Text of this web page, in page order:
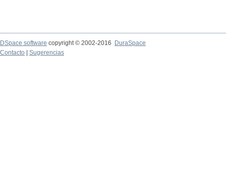
DSpace software copyright © 2002-2016
DuraSpace
Contacto
Sugerencias